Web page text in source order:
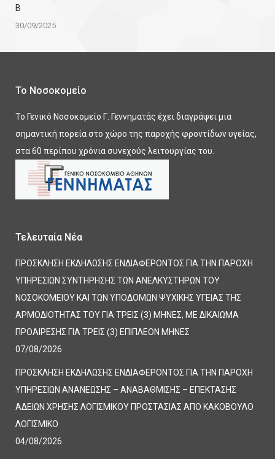
Β
30/09/2025
Το Νοσοκομείο
Το Γενικό Νοσοκομείο Γ. Γεννηματάς έχει διαγράψει μια
σημαντική πορεία στο χώρο της παροχής φροντίδων υγείας,
στα 60 περίπου χρόνια συνεχούς λειτουργίας του.
Τελευταία Νέα
ΠΡΟΣΚΛΗΣΗ ΕΚΔΗΛΩΣΗΣ ΕΝΔΙΑΦΕΡΟΝΤΟΣ ΓΙΑ ΤΗΝ ΠΑΡΟΧΗ
ΥΠΗΡΕΣΙΩΝ ΣΥΝΤΗΡΗΣΗΣ ΤΩΝ ΑΝΕΛΚΥΣΤΗΡΩΝ ΤΟΥ
ΝΟΣΟΚΟΜΕΙΟΥ ΚΑΙ ΤΩΝ ΥΠΟΔΟΜΩΝ ΨΥΧΙΚΗΣ ΥΓΕΙΑΣ ΤΗΣ
ΑΡΜΟΔΙΟΤΗΤΑΣ ΤΟΥ ΓΙΑ ΤΡΕΙΣ (3) ΜΗΝΕΣ, ΜΕ ΔΙΚΑΙΩΜΑ
ΠΡΟΑΙΡΕΣΗΣ ΓΙΑ ΤΡΕΙΣ (3) ΕΠΙΠΛΕΟΝ ΜΗΝΕΣ
07/08/2026
ΠΡΟΣΚΛΗΣΗ ΕΚΔΗΛΩΣΗΣ ΕΝΔΙΑΦΕΡΟΝΤΟΣ ΓΙΑ ΤΗΝ ΠΑΡΟΧΗ
ΥΠΗΡΕΣΙΩΝ ΑΝΑΝΕΩΣΗΣ – ΑΝΑΒΑΘΜΙΣΗΣ – ΕΠΕΚΤΑΣΗΣ
ΑΔΕΙΩΝ ΧΡΗΣΗΣ ΛΟΓΙΣΜΙΚΟΥ ΠΡΟΣΤΑΣΙΑΣ ΑΠΟ ΚΑΚΟΒΟΥΛΟ
ΛΟΓΙΣΜΙΚΟ
04/08/2026